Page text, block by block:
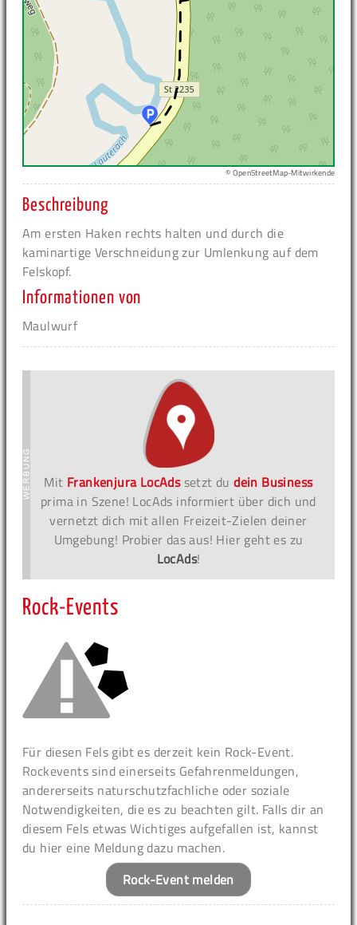
© OpenStreetMap-Mitwirkende
Beschreibung
Am ersten Haken rechts halten und durch die
kaminartige Verschneidung zur Umlenkung auf dem
Felskopf.
Informationen von
Maulwurf
Mit Frankenjura LocAdssetzt dudein Business
prima in Szene! LocAds informiert über dich und
vernetzt dich mit allen Freizeit-Zielen deiner
Umgebung! Probier das aus! Hier geht es zu
LocAds!
Rock-Events
Für diesen Fels gibt es derzeit kein Rock-Event.
Rockevents sind einerseits Gefahrenmeldungen,
andererseits naturschutzfachliche oder soziale
Notwendigkeiten, die es zu beachten gilt. Falls dir an
diesem Fels etwas Wichtiges aufgefallen ist, kannst
du hier eine Meldung dazu machen.
Rock-Event melden